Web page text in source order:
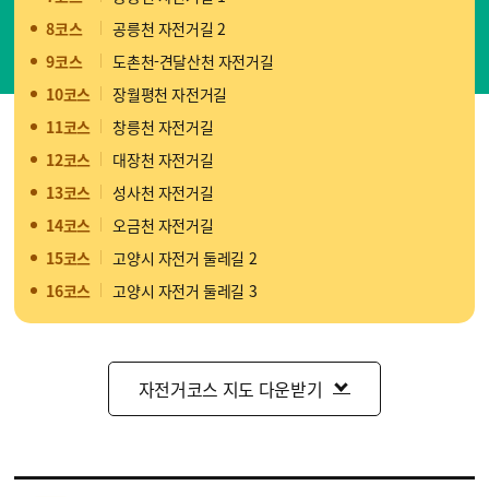
8코스
공릉천 자전거길 2
9코스
도촌천-견달산천 자전거길
10코스
장월평천 자전거길
11코스
창릉천 자전거길
12코스
대장천 자전거길
13코스
성사천 자전거길
14코스
오금천 자전거길
15코스
고양시 자전거 둘레길 2
16코스
고양시 자전거 둘레길 3
자전거코스 지도 다운받기